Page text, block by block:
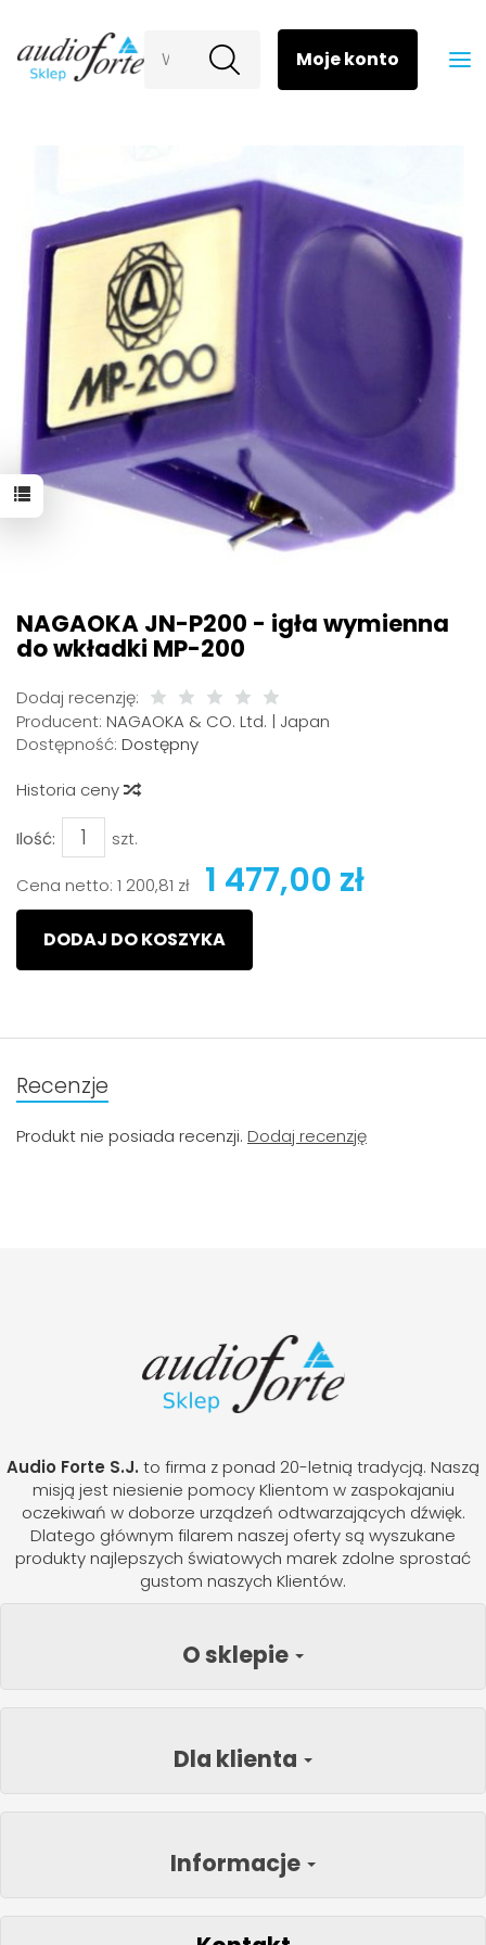
Wyszukaj
NAGAOKA JN-P200 - igła wymienna
do wkładki MP-200
Dodaj recenzję:
Producent: NAGAOKA & CO. Ltd. | Japan
Dostępność: Dostępny
Historia ceny
Ilość: szt.
Cena netto: 1 200,81 zł 1 477,00 zł
DODAJ DO KOSZYKA
Recenzje
Produkt nie posiada recenzji. Dodaj recenzję
Audio Forte S.J. to firma z ponad 20-letnią tradycją. Naszą
misją jest niesienie pomocy Klientom w zaspokajaniu
oczekiwań w doborze urządzeń odtwarzających dźwięk.
Dlatego głównym filarem naszej oferty są wyszukane
produkty najlepszych światowych marek zdolne sprostać
gustom naszych Klientów.
O sklepie
Dla klienta
Informacje